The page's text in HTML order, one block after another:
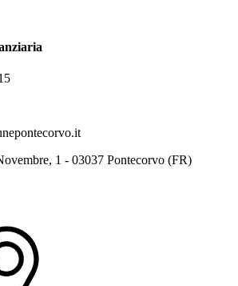
1 - 03037 Pontecorvo (FR)